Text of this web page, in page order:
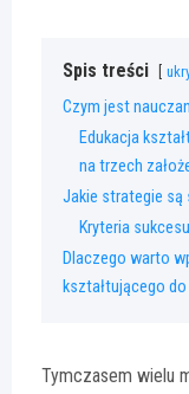
Spis treści
Czym jest
Edukacja
na trzech
Jakie strategie są
Kryteria
Dlaczego warto
kształtującego
Tymczasem wielu